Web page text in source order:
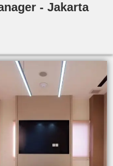
- Jakarta